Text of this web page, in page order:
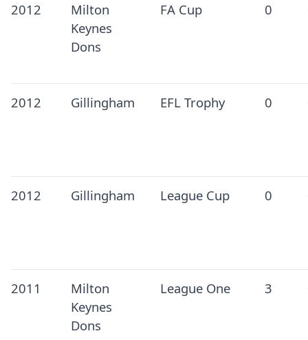
2012
Milton
Keynes
Dons
FA Cup 0
2012 Gillingham EFL Trophy 0
2012 Gillingham League Cup 0
2011
Milton
Keynes
Dons
League One 3